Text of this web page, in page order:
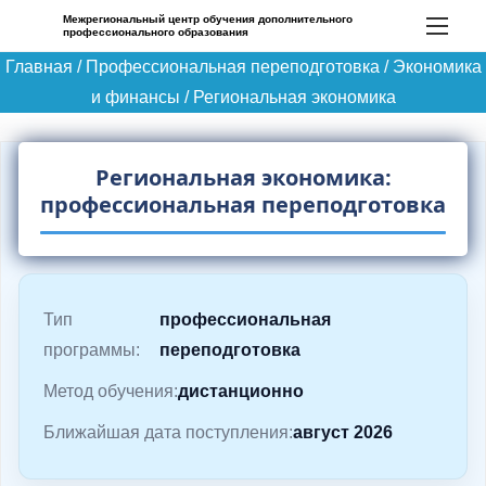
р
Межрегиональный центр обучения дополнительного
профессионального образования
Главная / Профессиональная переподготовка / Экономика
и финансы / Региональная экономика
Региональная экономика:
профессиональная переподготовка
Тип
программы:
профессиональная
переподготовка
Метод обучения:дистанционно
Ближайшая дата поступления:август 2026